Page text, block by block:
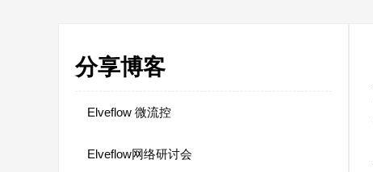
分享博客
Elveflow 微流控
Elveflow网络研讨会